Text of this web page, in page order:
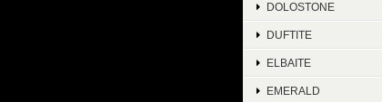
DOLOSTONE
DUFTITE
ELBAITE
EMERALD